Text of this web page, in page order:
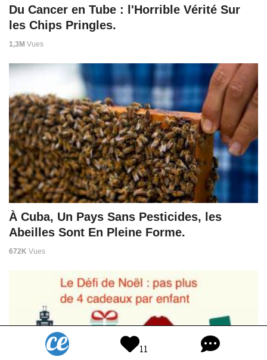
Du Cancer en Tube : l'Horrible Vérité Sur
les Chips Pringles.
1,3M Vues
À Cuba, Un Pays Sans Pesticides, les
Abeilles Sont En Pleine Forme.
672K Vues
11